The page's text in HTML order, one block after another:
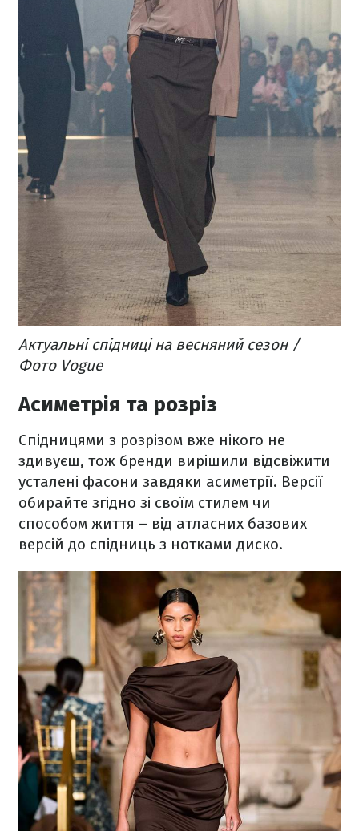
Актуальні спідниці на весняний сезон /
Фото Vogue
Асиметрія та розріз
Спідницями з розрізом вже нікого не
здивуєш, тож бренди вирішили відсвіжити
усталені фасони завдяки асиметрії. Версії
обирайте згідно зі своїм стилем чи
способом життя – від атласних базових
версій до спідниць з нотками диско.